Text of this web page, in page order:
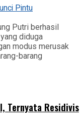
Putri berhasil
diduga
modus merusak
barang
Ternyata Residivis